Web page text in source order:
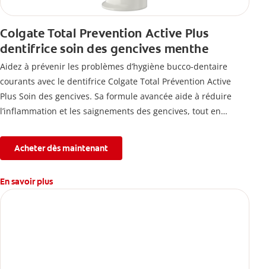
Colgate Total Prevention Active Plus
dentifrice soin des gencives menthe
Aidez à prévenir les problèmes d’hygiène bucco-dentaire
courants avec le dentifrice Colgate Total Prévention Active
Plus Soin des gencives. Sa formule avancée aide à réduire
l’inflammation et les saignements des gencives, tout en
l’érosion de l’émail.
Acheter dès maintenant
En savoir plus